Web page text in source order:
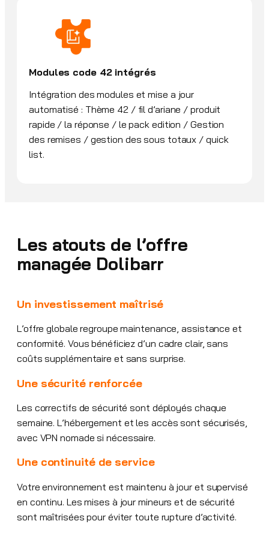
Modules code 42 intégrés
Intégration des modules et mise a jour
automatisé : Thème 42 / fil d’ariane / produit
rapide / la réponse / le pack edition / Gestion
des remises / gestion des sous totaux / quick
list.
Les atouts de l’offre
managée Dolibarr
Un investissement maîtrisé
L’offre globale regroupe maintenance, assistance et
conformité. Vous bénéficiez d’un cadre clair, sans
coûts supplémentaire et sans surprise.
Une sécurité renforcée
Les correctifs de sécurité sont déployés chaque
semaine. L’hébergement et les accès sont sécurisés,
avec VPN nomade si nécessaire.
Une continuité de service
Votre environnement est maintenu à jour et supervisé
en continu. Les mises à jour mineurs et de sécurité
sont maîtrisées pour éviter toute rupture d’activité.